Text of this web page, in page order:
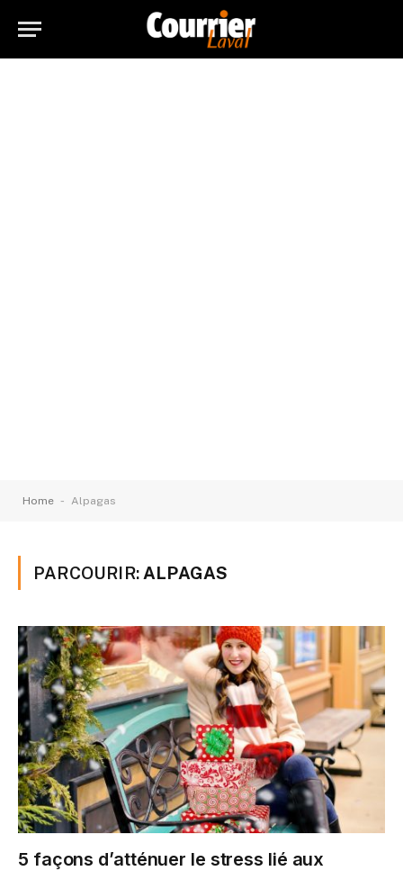
Home - Alpagas
PARCOURIR: ALPAGAS
5 façons d’atténuer le stress lié aux